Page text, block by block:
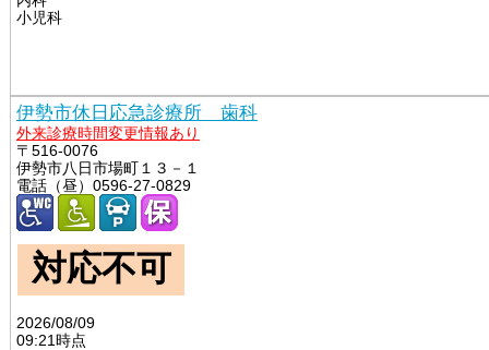
小児科
伊勢市休日応急診療所 歯科
外来診療時間変更情報あり
〒516-0076
伊勢市八日市場町１３－１
電話（昼）0596-27-0829
対応不可
2026/08/09
09:21時点